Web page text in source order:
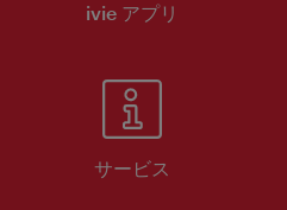
ivie アプリ
サービス